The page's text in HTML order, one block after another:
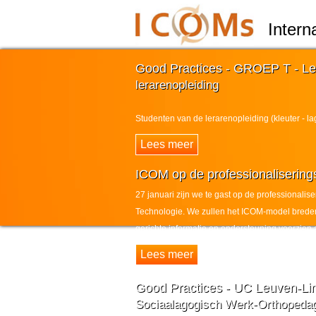
Good Practices - GROEP T -
lerarenopleiding
Studenten van de lerarenopleiding (kleuter -
ICOM op de
27 januari zijn we te gast op de
Technologie. We zullen het ICOM-model
gerichte informatie en ondersteuning voorzien
Good Practices - UC Leuven-
Sociaalagogisch Werk-